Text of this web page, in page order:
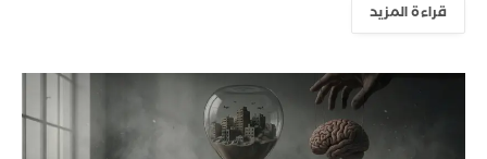
قراءة المزيد